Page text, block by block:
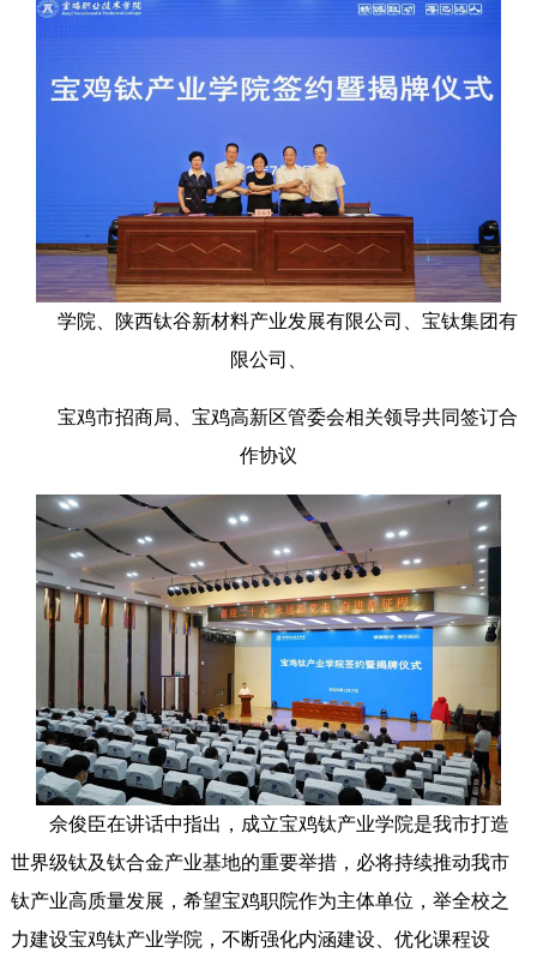
学院、陕西钛谷新材料产业发展有限公司、宝钛集团有
限公司、
宝鸡市招商局、宝鸡高新区管委会相关领导共同签订合
作协议
佘俊臣在讲话中指出，成立宝鸡钛产业学院是我市打造
世界级钛及钛合金产业基地的重要举措，必将持续推动我市
钛产业高质量发展，希望宝鸡职院作为主体单位，举全校之
力建设宝鸡钛产业学院，不断强化内涵建设、优化课程设